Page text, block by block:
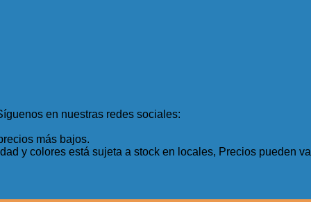
en nuestras redes sociales:
más bajos.
y colores está sujeta a stock en locales, Precios pueden